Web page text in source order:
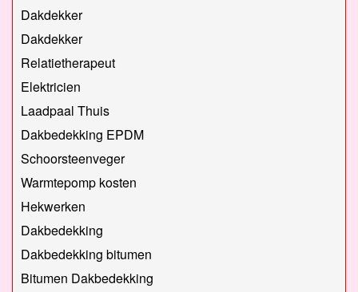
Dakdekker
Dakdekker
Relatietherapeut
Elektricien
Laadpaal Thuis
Dakbedekking EPDM
Schoorsteenveger
Warmtepomp kosten
Hekwerken
Dakbedekking
Dakbedekking bitumen
Bitumen Dakbedekking